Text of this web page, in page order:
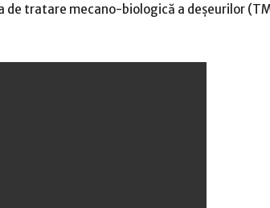
de tratare mecano-biologică a deșeurilor